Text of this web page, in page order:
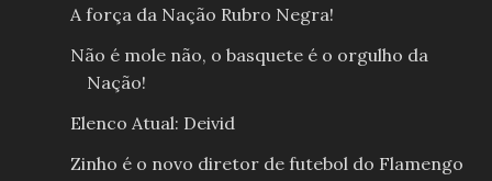
A força da Nação Rubro Negra!
Não é mole não, o basquete é o orgulho da
Nação!
Elenco Atual: Deivid
Zinho é o novo diretor de futebol do Flamengo